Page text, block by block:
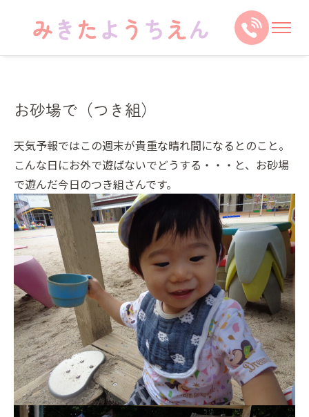
お砂場で（つき組）
天気予報ではこの週末が貴重な晴れ間になるとのこと。
こんな日にお外で遊ばないでどうする・・・と、お砂場
で遊んだ今日のつき組さんです。